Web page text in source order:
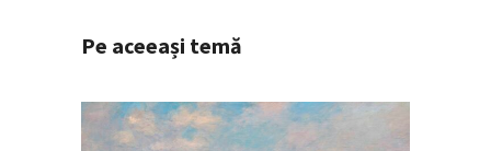
Pe aceeași temă